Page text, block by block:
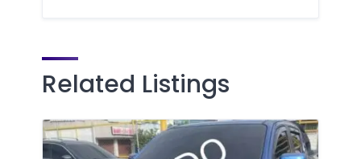
Related Listings